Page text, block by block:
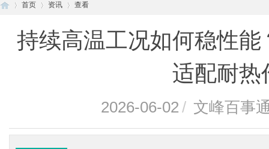
首页 资讯 查看
持续高温工况如何稳性
适配耐热
2026-06-02 / 文峰百事